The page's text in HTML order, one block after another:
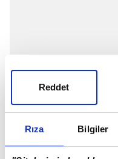
Rıza Bilgiler
Reddet